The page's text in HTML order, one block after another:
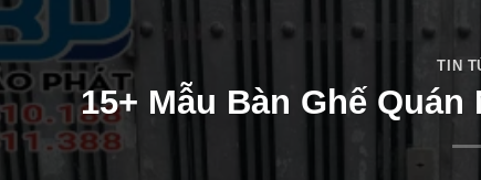
TIN
15+ Mẫu Bàn Ghế